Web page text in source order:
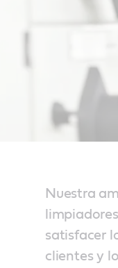
Nuestra
satisfacer
clientes y